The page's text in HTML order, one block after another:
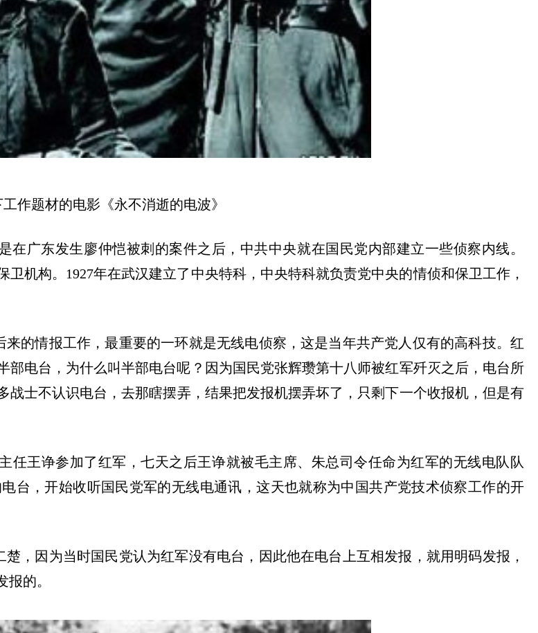
作题材的电影《永不消逝的电波》
在广东发生廖仲恺被刺的案件之后，中共中央就在国民党内部建立一些侦察内线。
机构。 1927年在武汉建立了中央特科，中央特科就负责党中央的情侦和保卫工作，
的情报工作，最重要的一环就是无线电侦察，这是当年共产党人仅有的高科技。红
部电台，为什么叫半部电台呢？因为国民党张辉瓒第十八师被红军歼灭之后，电台所
士不认识电台，去那瞎摆弄，结果把发报机摆弄坏了，只剩下一个收报机，但是有
任王诤参加了红军，七天之后王诤就被毛主席、朱总司令任命为红军的无线电队队
台，开始收听国民党军的无线电通讯，这天也就称为中国共产党技术侦察工作的开
，因为当时国民党认为红军没有电台，因此他在电台上互相发报，就用明码发报，
的。